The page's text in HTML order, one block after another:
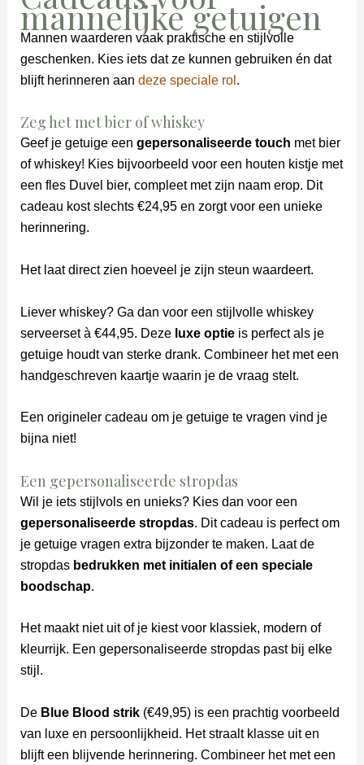
mannelijke getuigen
Mannen waarderen vaak praktische en stijlvolle
geschenken. Kies iets dat ze kunnen gebruiken én dat
blijft herinneren aan deze speciale rol .
Zeg het met bier of whiskey
Geef je getuige een gepersonaliseerde touch met bier
of whiskey! Kies bijvoorbeeld voor een houten kistje met
een fles Duvel bier, compleet met zijn naam erop. Dit
cadeau kost slechts €24,95 en zorgt voor een unieke
herinnering.
Het laat direct zien hoeveel je zijn steun waardeert.
Liever whiskey? Ga dan voor een stijlvolle whiskey
serveerset à €44,95. Deze luxe optieis perfect als je
getuige houdt van sterke drank. Combineer het met een
handgeschreven kaartje waarin je de vraag stelt.
Een origineler cadeau om je getuige te vragen vind je
bijna niet!
Een gepersonaliseerde stropdas
Wil je iets stijlvols en unieks? Kies dan voor een
gepersonaliseerde stropdas. Dit cadeau is perfect om
je getuige vragen extra bijzonder te maken. Laat de
stropdas bedrukken met initialen of een speciale
boodschap.
Het maakt niet uit of je kiest voor klassiek, modern of
kleurrijk. Een gepersonaliseerde stropdas past bij elke
stijl.
De Blue Blood strik(€49,95) is een prachtig voorbeeld
van luxe en persoonlijkheid. Het straalt klasse uit en
blijft een blijvende herinnering. Combineer het met een